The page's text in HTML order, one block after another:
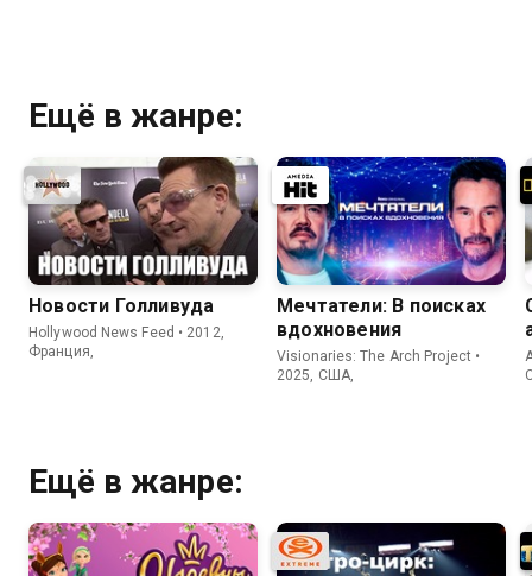
Ещё в жанре:
Новости Голливуда
Hollywood News Feed • 2012,
Франция,
Мечтатели: В поисках
вдохновения
Visionaries: The Arch Project •
2025, США,
Ещё в жанре: